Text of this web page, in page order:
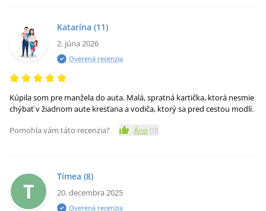
Katarína (11)
2. júna 2026
Overená recenzia
Kúpila som pre manžela do auta. Malá, spratná kartička, ktorá nesmie
chýbať v žiadnom aute kresťana a vodiča, ktorý sa pred cestou modlí.
Pomohla vám táto recenzia?
Áno (0)
T
Tímea (8)
20. decembra 2025
Overená recenzia